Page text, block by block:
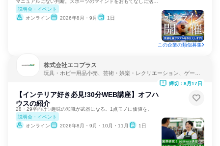
説明会・イベント
オンライン
2026年8月・9月 1日
この企業の類似募集
株式会社エコプラス
玩具・ホビー用品小売、芸術・娯楽・レクリエーション、ゲーム
【インテリア好き必見!30分WEB講座】オフハ
ウスの紹介
28・29卒向け✨趣味の知識が武器になる。1点モノに価値を。
説明会・イベント
オンライン
2026年8月・9月・10月・11月 1日
締切：8月17日